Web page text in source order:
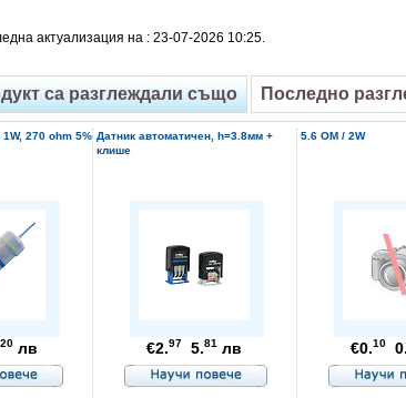
актуализация на : 23-07-2026 10:25.
са разглеждали също Последно
270 ohm 5%
20 лв
Датник автоматичен, h=3.8мм +
клише
€2.97 5.81 лв
5.6 OM / 2W
€0.100.